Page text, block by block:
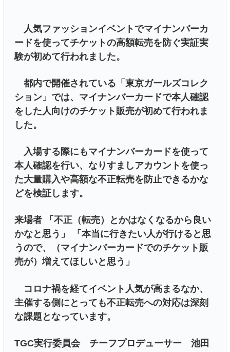
人気ファッションイベントでマイナンバーカ
ードを使ってチケットの高額転売を防ぐ実証実
験が初めて行われました。
都内で開催されている「東京ガールズコレク
ション」では、マイナンバーカードで本人確認
をした人向けのチケット販売が初めて行われま
した。
入場する際にもマイナンバーカードを使って
本人確認を行い、なりすましアカウントを使っ
た大量購入や高額な不正転売を防止できるかな
どを検証します。
来場者 「不正（転売）とかはなくなるから良い
かなと思う」 「本当に行きたい人が行けると思
うので、（マイナンバーカードでのチケット販
売が）増えてほしいと思う」
コロナ禍を経てイベント人気が高まるなか、
主催する側にとっても不正転売への対応は深刻
な課題となっています。
TGC実行委員会 チーフプロデューサー 池田